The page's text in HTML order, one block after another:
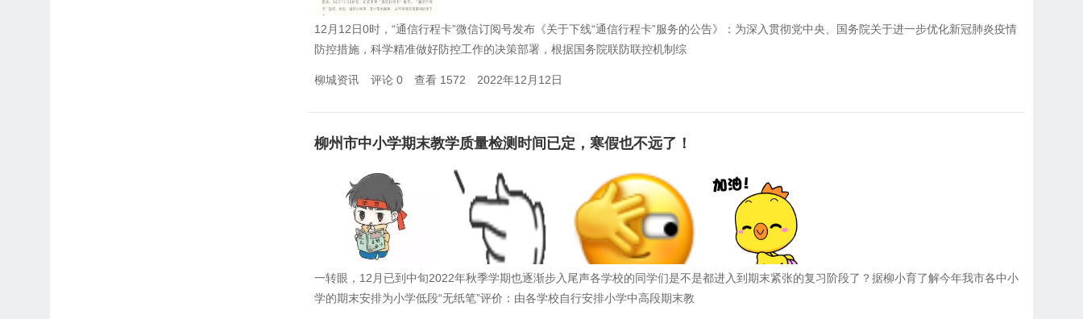
12月12日0时，“通信行程卡”微信订阅号发布《关于下线“通信行程卡”服务的公告》：为深入贯彻党中央、国务院关于进一步优化新冠肺炎疫情
防控措施，科学精准做好防控工作的决策部署，根据国务院联防联控机制综
柳城资讯 评论 0 查看 1572 2022年12月12日
柳州市中小学期末教学质量检测时间已定，寒假也不远了！
一转眼，12月已到中旬2022年秋季学期也逐渐步入尾声各学校的同学们是不是都进入到期末紧张的复习阶段了？据柳小育了解今年我市各中小
学的期末安排为小学低段“无纸笔”评价：由各学校自行安排小学中高段期末教